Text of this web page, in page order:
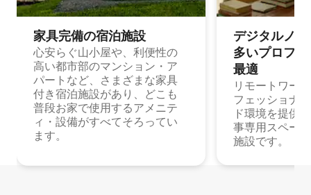
家具完備の宿⁠泊⁠施⁠設
心安らぐ山小屋や、利便性の
高い都市部のマンション・ア
パートなど、さまざまな家具
付き宿泊施設があり、どこも
普段お家で使用するアメニテ
ィ・設備がすべてそろってい
ます。
デジタルノ
多⁠いプ⁠ロ⁠フ⁠
最⁠適
リモートワー
フェッショナ
ド環境を提供
事専用スペー
施設です。